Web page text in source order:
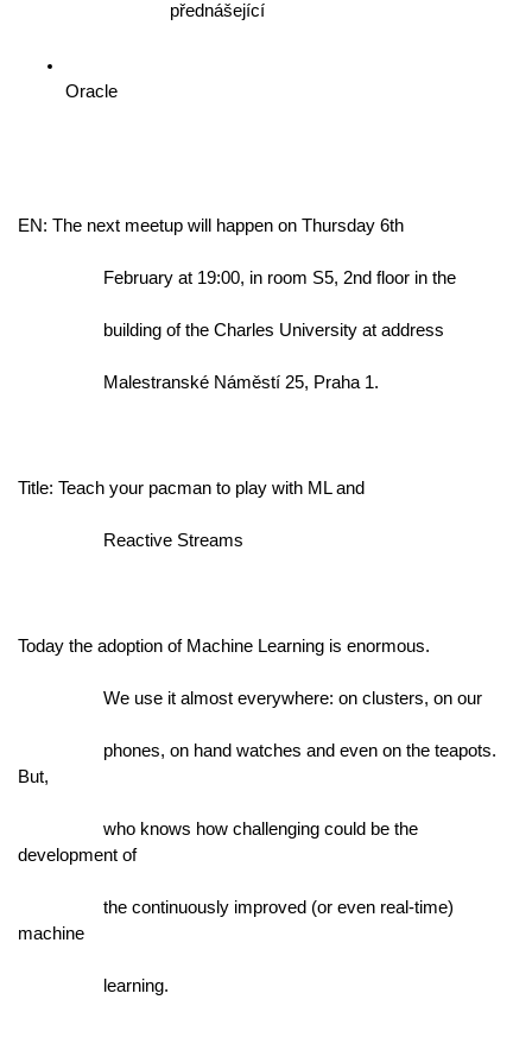
                      přednášející
Oracle
EN: The next meetup will happen on Thursday 6th
                  February at 19:00, in room S5, 2nd floor in the
                  building of the Charles University at address
                  Malestranské Náměstí 25, Praha 1.
Title: Teach your pacman to play with ML and
                  Reactive Streams
Today the adoption of Machine Learning is enormous.
                  We use it almost everywhere: on clusters, on our
But,
development of
machine
                  learning.